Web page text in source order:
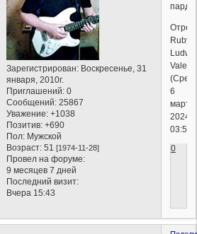
Зарегистрирован: Воскресенье, 31
января, 2010г.
Приглашений: 0
Сообщений: 25867
Уважение: +1038
Позитив: +690
Пол: Мужской
Возраст: 51[1974-11-28]
Провел на форуме:
9 месяцев 7 дней
Последний визит:
Вчера 15:43
Ruby
6
марта,
2024г.
03:54)
0